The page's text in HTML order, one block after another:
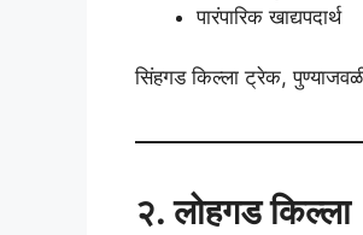
पारंपारिक खाद्यपदार्थ
सिंहगड किल्ला ट्रेक,
२. लोहगड किल्ला